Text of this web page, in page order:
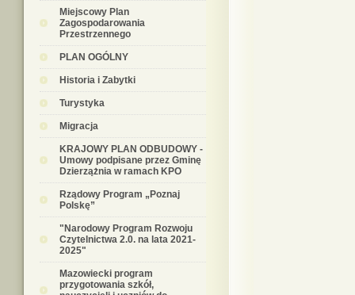
Miejscowy Plan
Zagospodarowania
Przestrzennego
PLAN OGÓLNY
Historia i Zabytki
Turystyka
Migracja
KRAJOWY PLAN ODBUDOWY -
Umowy podpisane przez Gminę
Dzierzążnia w ramach KPO
Rządowy Program „Poznaj
Polskę”
"Narodowy Program Rozwoju
Czytelnictwa 2.0. na lata 2021-
2025"
Mazowiecki program
przygotowania szkół,